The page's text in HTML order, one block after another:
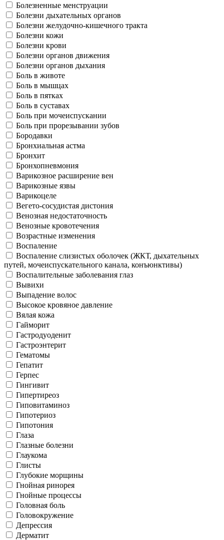
Болезненные менструации
Болезни дыхательных органов
Болезни желудочно-кишечного тракта
Болезни кожи
Болезни крови
Болезни органов движения
Болезни органов дыхания
Боль в животе
Боль в мышцах
Боль в пятках
Боль в суставах
Боль при мочеиспускании
Боль при прорезывании зубов
Бородавки
Бронхиальная астма
Бронхит
Бронхопневмония
Варикозное расширение вен
Варикозные язвы
Варикоцеле
Вегето-сосудистая дистония
Венозная недостаточность
Венозные кровотечения
Возрастные изменения
Воспаление
Воспаление слизистых оболочек (ЖКТ, дыхательных
путей, мочеиспускательного канала, конъюнктивы)
Воспалительные заболевания глаз
Вывихи
Выпадение волос
Высокое кровяное давление
Вялая кожа
Гайморит
Гастродуоденит
Гастроэнтерит
Гематомы
Гепатит
Герпес
Гингивит
Гипертиреоз
Гиповитаминоз
Гипотериоз
Гипотония
Глаза
Глазные болезни
Глаукома
Глисты
Глубокие морщины
Гнойная ринорея
Гнойные процессы
Головная боль
Головокружение
Депрессия
Дерматит